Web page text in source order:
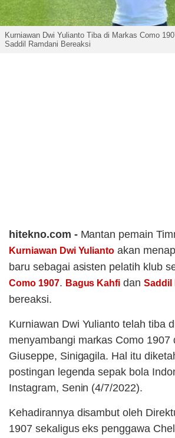
Kurniawan Dwi Yulianto Tiba di Markas Como
Saddil Ramdani Bereaksi
hitekno.com - Mantan pemain
Kurniawan Dwi Yulianto akan
baru sebagai asisten pelatih klub
Como 1907. Bagus Kahfi danSaddil
bereaksi.
Kurniawan Dwi Yulianto telah tiba
menyambangi markas Como 1907
Giuseppe, Sinigagila. Hal itu
postingan legenda sepak bola
Instagram, Senin (4/7/2022).
Kehadirannya disambut oleh
1907 sekaligus eks penggawa